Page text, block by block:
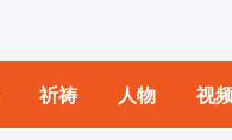
祈祷 人物 视